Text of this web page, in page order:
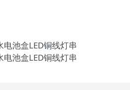
池盒LED铜线灯串
池盒LED铜线灯串